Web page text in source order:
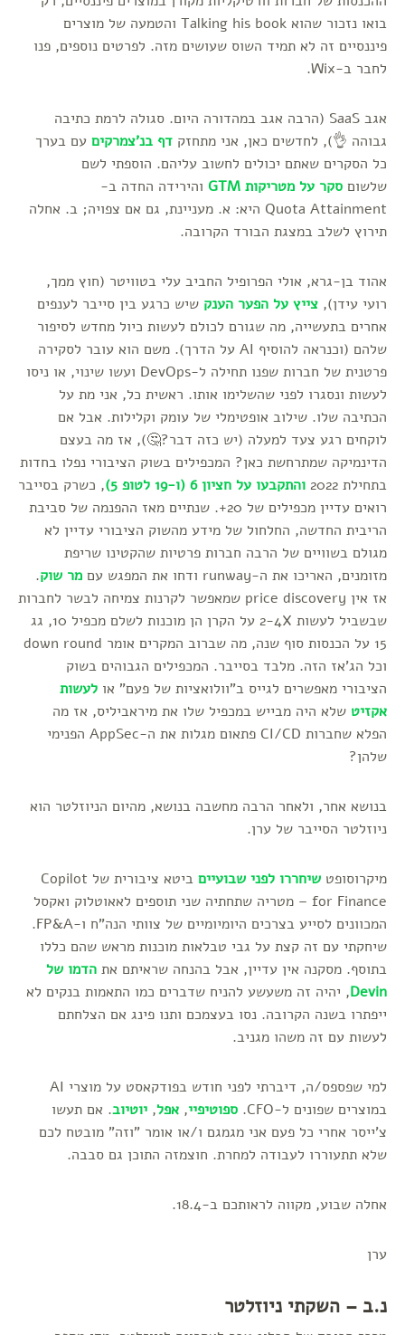
בואו נזכור שהוא Talking his book והטמעה של מוצרים
פיננסיים זה לא תמיד השוס שעושים מזה. לפרטים נוספים, פנו
לחבר ב-Wix.
אגב SaaS (הרבה אגב במהדורה היום. סגולה לרמת כתיבה
גבוהה 👌), לחדשים כאן, אני מתחזק דף בנ'צמרקים עם בערך
כל הסקרים שאתם יכולים לחשוב עליהם. הוספתי לשם
שלשום סקר על מטריקות GTM
והירידה החדה ב-
Quota Attainment היא: א. מעניינת, גם אם צפויה; ב. אחלה
תירוץ לשלב במצגת הבורד הקרובה.
אהוד בן-גרא, אולי הפרופיל החביב עלי בטוויטר (חוץ ממך,
רועי עידן), צייץ על הפער הענק שיש כרגע בין סייבר לענפים
אחרים בתעשייה, מה שגורם לכולם לעשות כיול מחדש לסיפור
שלהם (וכנראה להוסיף AI על הדרך). משם הוא עובר לסקירה
פרטנית של חברות שפנו תחילה ל-DevOps ועשו שינוי, או ניסו
לעשות ונסגרו לפני שהשלימו אותו. ראשית כל, אני מת על
הכתיבה שלו. שילוב אופטימלי של עומק וקלילות. אבל אם
לוקחים רגע צעד למעלה (יש כזה דבר?🤔), אז מה בעצם
הדינמיקה שמתרחשת כאן? המכפילים בשוק הציבורי נפלו בחדות
בתחילת 2022
והתקבעו על חציון 6 (ו-19 לטופ 5)
, כשרק בסייבר
רואים עדיין מכפילים של 20+. שנתיים מאז ההפנמה של סביבת
הריבית החדשה, החלחול של מידע מהשוק הציבורי עדיין לא
מגולם בשוויים של הרבה חברות פרטיות שהקטינו שריפת
מזומנים, האריכו את ה-runway ודחו את המפגש עם
מר שוק.
אז אין price discovery שמאפשר לקרנות צמיחה לבשר לחברות
שבשביל לעשות 2-4X על הקרן הן מוכנות לשלם מכפיל 10, גג
15 על הכנסות סוף שנה, מה שברוב המקרים אומר down round
וכל הג'אז הזה. מלבד בסייבר. המכפילים הגבוהים בשוק
הציבורי מאפשרים לגייס ב"וולואציות של פעם" או לעשות
אקזיט שלא היה מבייש במכפיל שלו את מיראביליס, אז מה
הפלא שחברות CI/CD פתאום מגלות את ה-AppSec הפנימי
שלהן?
בנושא אחר, ולאחר הרבה מחשבה בנושא, מהיום הניוזלטר הוא
ניוזלטר הסייבר של ערן.
מיקרוסופט שיחררו לפני שבועיים
ביטא ציבורית של Copilot
for Finance – מטריה שתחתיה שני תוספים לאאוטלוק ואקסל
המכוונים לסייע בצרכים היומיומיים של צוותי הנה"ח ו-FP&A.
שיחקתי עם זה קצת על גבי טבלאות מוכנות מראש שהם כללו
בתוסף. מסקנה אין עדיין, אבל בהנחה שראיתם את הדמו של
Devin, יהיה זה משעשע להניח שדברים כמו התאמות בנקים לא
ייפתרו בשנה הקרובה. נסו בעצמכם ותנו פינג אם הצלחתם
לעשות עם זה משהו מגניב.
למי שפספס/ה, דיברתי לפני חודש בפודקאסט על מוצרי AI
במוצרים שפונים ל-CFO.
ספוטיפיי, אפל, יוטיוב. אם תעשו
צ'ייסר אחרי כל פעם אני מגמגם ו/או אומר "וזה" מובטח לכם
שלא תתעוררו לעבודה למחרת. חוצמזה התוכן גם סבבה.
אחלה שבוע, מקווה לראותכם ב-18.4.
ערן
נ.ב – השקתי ניוזלטר